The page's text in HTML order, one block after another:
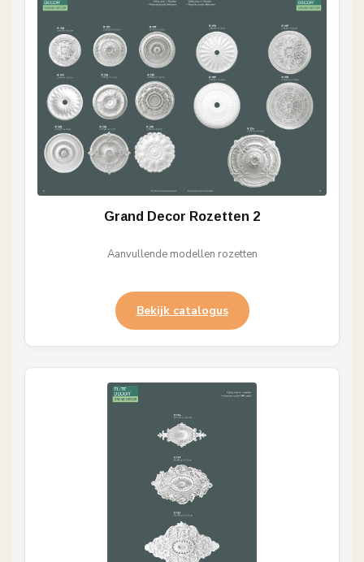
Grand Decor Rozetten 2
Aanvullende modellen rozetten
Bekijk catalogus